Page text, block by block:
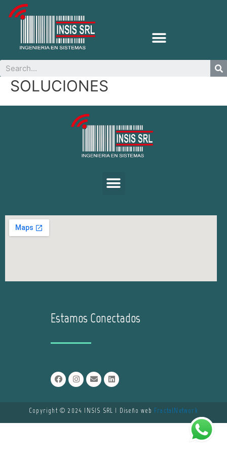
SOLUCIONES
Estamos Conectados
Copyright © 2024 INSIS SRL | Diseño web FractalNetwork